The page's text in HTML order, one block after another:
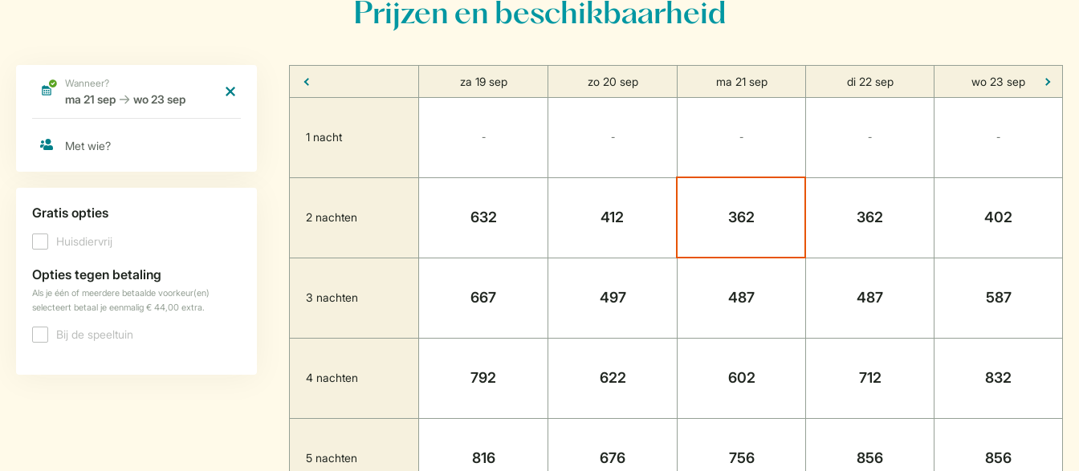
Prijzen en beschikbaarheid
za 19 sep zo 20 sep ma 21 sep di 22 sep wo 23 sep
1 nacht - - - - -
2 nachten 632 412 362 362 402
3 nachten 667 497 487 487 587
4 nachten 792 622 602 712 832
5 nachten 816 676 756 856 856